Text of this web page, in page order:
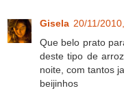
Gisela 20/11/
Que belo prato
deste tipo de
noite, com tantos
beijinhos